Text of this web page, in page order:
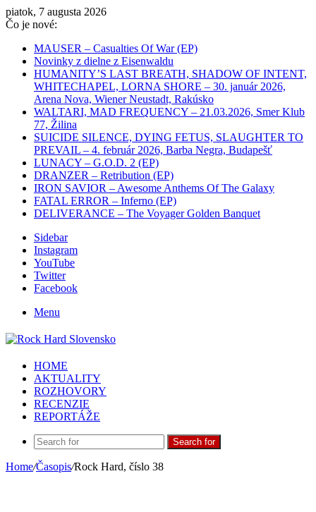
piatok, 7 augusta 2026
Čo je nové:
MAUSER – Casualties Of War (EP)
Novinky z dielne z Eisenwaldu
HUMANITY’S LAST BREATH, SHADOW OF INTENT,
WHITECHAPEL, LORNA SHORE – 30. január 2026,
Arena Nova, Wiener Neustadt, Rakúsko
WALTARI, MAD FREQUENCY – 21.03.2026, Smer Klub
77, Žilina
SUICIDE SILENCE, DYING FETUS, SLAUGHTER TO
PREVAIL – 4. február 2026, Barba Negra, Budapešť
LUNACY – G.O.D. 2 (EP)
DRANZER – Retribution (EP)
IRON SAVIOR – Awesome Anthems Of The Galaxy
FATAL ERROR – Inferno (EP)
DELIVERANCE – The Voyager Golden Banquet
Sidebar
Instagram
YouTube
Twitter
Facebook
Menu
HOME
AKTUALITY
ROZHOVORY
RECENZIE
REPORTÁŽE
Search for
Home/Časopis/Rock Hard, číslo 38